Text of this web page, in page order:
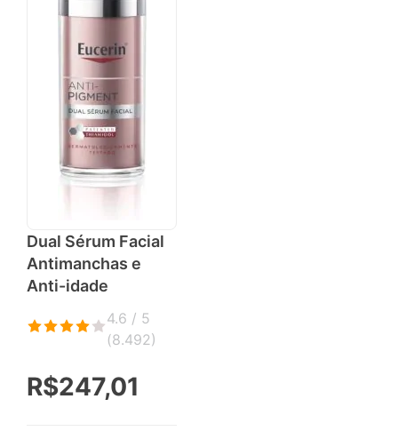
Dual Sérum Facial
Antimanchas e
Anti-idade
4.6 / 5
(8.492)
R$247,01